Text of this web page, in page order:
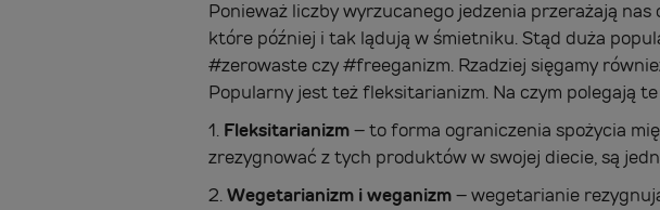
Ponieważ liczby wyrzucanego jedzenia przerażają
które później i tak lądują w śmietniku. Stąd duża
#zerowaste czy #freeganizm. Rzadziej sięgamy
Popularny jest też fleksitarianizm. Na czym polegają
1. Fleksitarianizm– to forma ograniczenia spożycia
zrezygnować z tych produktów w swojej diecie, są
2.Wegetarianizm i weganizm– wegetarianie